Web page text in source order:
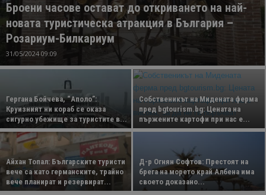
Броени часове остават до откриването на най-
новата туристическа атракция в България –
Розариум-Билкариум
31/05/2024 09:09
Гергана Бойчева, “Аполо”:
Круизният ни кораб се оказа
сигурно убежище за туристите в...
Собственикът на Мидената ферма
пред bgtourism.bg: Цената на
пържените картофи при нас е...
Айхан Топал: Българските туристи
вече са като германските, трайно
вече планират и резервират...
Д-р Огнян Софтов: Престоят на
брега на морето край Албена има
своето доказано...